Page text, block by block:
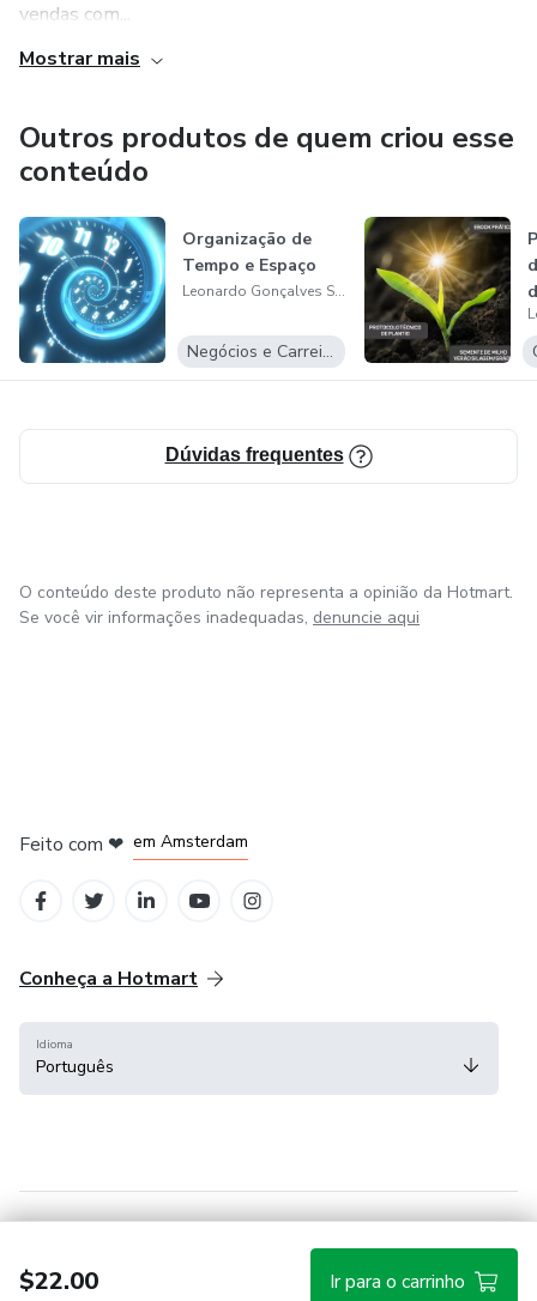
vendas com...
Mostrar mais
Outros produtos de quem criou esse
conteúdo
Organização de
Tempo e Espaço
Leonardo Gonçalves Souza
Negócios e Carreira
Dúvidas frequentes
$22.00 Ir para o carrinho
O conteúdo deste produto não representa a opinião da Hotmart.
Se você vir informações inadequadas, denuncie aqui
Feito com ❤ em Amsterdam
Conheça a Hotmart
Idioma
Português